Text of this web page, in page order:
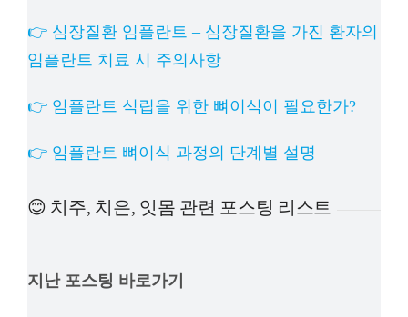
👉 심장질환 임플란트 – 심장질환을 가진 환자의
임플란트 치료 시 주의사항
👉 임플란트 식립을 위한 뼈이식이 필요한가?
👉 임플란트 뼈이식 과정의 단계별 설명
😊 치주, 치은, 잇몸 관련 포스팅 리스트
지난 포스팅 바로가기